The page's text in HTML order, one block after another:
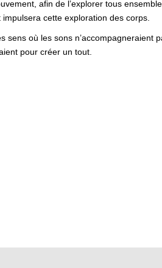
afin de l’explorer tous
cette exploration des corps.
sens où les sons
pour créer un tout.